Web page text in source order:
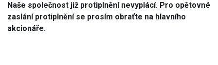
Naše společnost již protiplnění nevyplácí. Pro opětovné
zaslání protiplnění se prosím obraťte na hlavního
akcionáře.